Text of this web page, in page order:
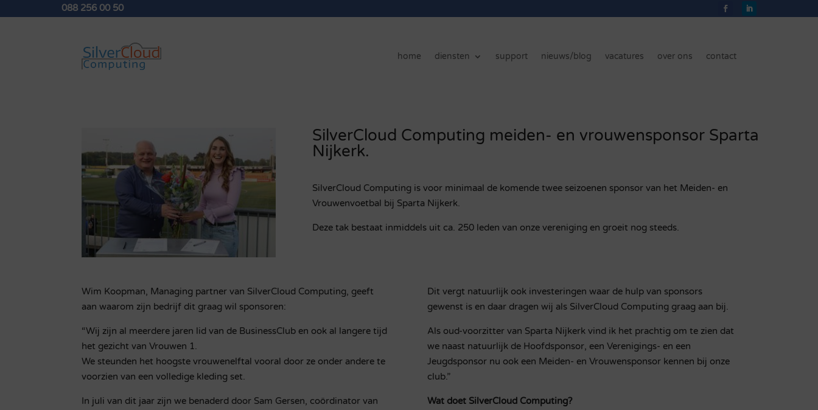
088 256 00 50
home diensten support nieuws/blog vacatures over ons contact
SilverCloud Computing meiden- en vrouwensponsor Sparta
Nijkerk.
SilverCloud Computing is voor minimaal de komende twee seizoenen sponsor van het Meiden- en
Vrouwenvoetbal bij Sparta Nijkerk.
Deze tak bestaat inmiddels uit ca. 250 leden van onze vereniging en groeit nog steeds.
Wim Koopman, Managing partner van SilverCloud Computing, geeft
aan waarom zijn bedrijf dit graag wil sponsoren:
“Wij zijn al meerdere jaren lid van de BusinessClub en ook al langere tijd
het gezicht van Vrouwen 1.
We steunden het hoogste vrouwenelftal vooral door ze onder andere te
voorzien van een volledige kleding set.
In juli van dit jaar zijn we benaderd door Sam Gersen, coördinator van
Dit vergt natuurlijk ook investeringen waar de hulp van sponsors
gewenst is en daar dragen wij als SilverCloud Computing graag aan bij.
Als oud-voorzitter van Sparta Nijkerk vind ik het prachtig om te zien dat
we naast natuurlijk de Hoofdsponsor, een Verenigings- en een
Jeugdsponsor nu ook een Meiden- en Vrouwensponsor kennen bij onze
club.”
Wat doet SilverCloud Computing?